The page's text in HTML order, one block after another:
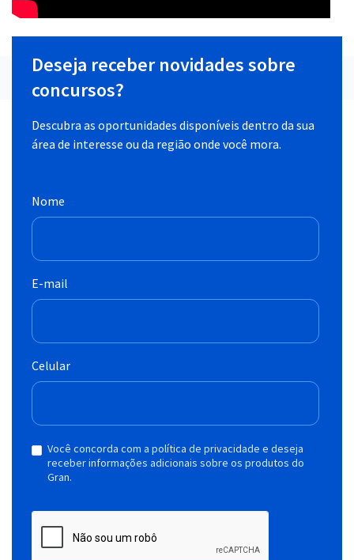
Deseja receber novidades sobre
concursos?
Descubra as oportunidades disponíveis dentro da sua
área de interesse ou da região onde você mora.
Nome
E-mail
Celular
Você concorda com a política de privacidade e deseja
receber informações adicionais sobre os produtos do
Gran.